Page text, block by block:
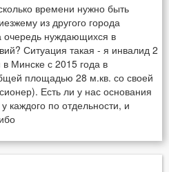
времени нужно быть
из другого города
очередь нуждающихся в
Ситуация такая - я инвалид 2
Минске с 2015 года в
площадью 28 м.кв. со своей
Есть ли у нас основания
каждого по отдельности, и